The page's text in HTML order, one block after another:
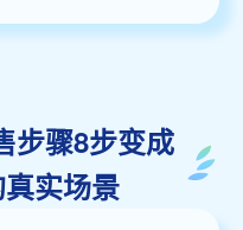
步骤8步变成
实场景